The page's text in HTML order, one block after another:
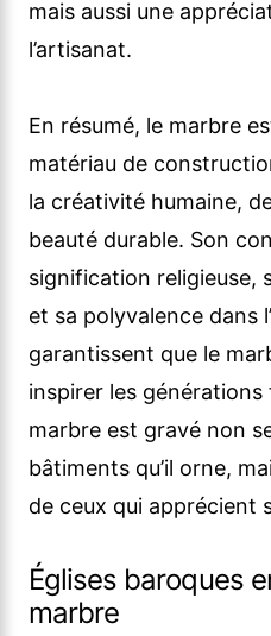
mais aussi une
l’artisanat.
En résumé, le marbre
matériau de
la créativité humaine,
beauté durable. Son
signification religieuse,
et sa polyvalence dans
garantissent que le
inspirer les générations
marbre est gravé non
bâtiments qu’il orne,
de ceux qui apprécient
Églises baroques
marbre